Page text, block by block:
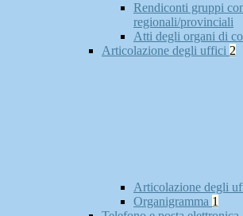
Rendiconti gruppi
regionali/provinciali
Atti degli organi di
Articolazione degli uffici 2
Articolazione degli
Organigramma 1